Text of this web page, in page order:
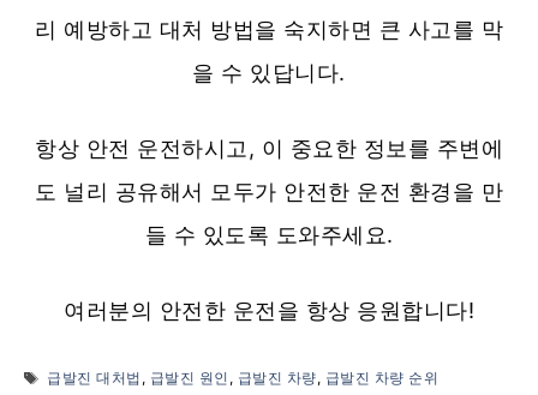
리 예방하고 대처 방법을 숙지하면 큰 사고를 막
을 수 있답니다.
항상 안전 운전하시고, 이 중요한 정보를 주변에
도 널리 공유해서 모두가 안전한 운전 환경을 만
들 수 있도록 도와주세요.
여러분의 안전한 운전을 항상 응원합니다!
태
급발진 대처법 , 급발진 원인 , 급발진 차량, 급발진 차량 순위